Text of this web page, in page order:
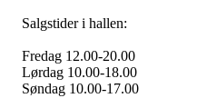
Salgstider i hallen:
Fredag 12.00-20.00
Lørdag 10.00-18.00
Søndag 10.00-17.00